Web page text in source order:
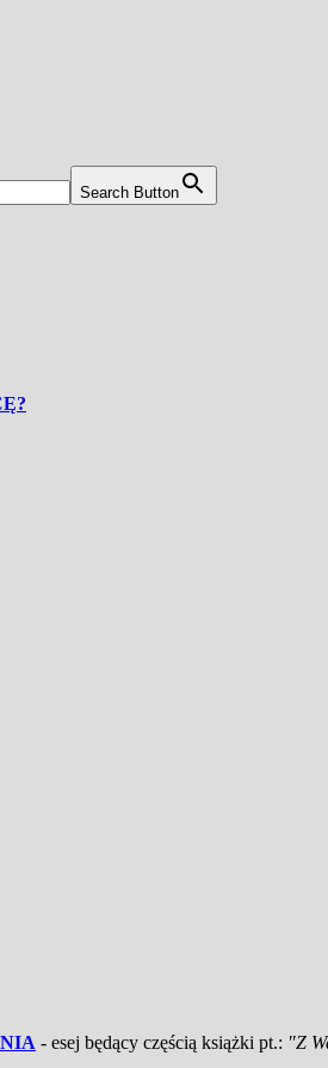
Search Button
- esej będący częścią książki pt.: "Z